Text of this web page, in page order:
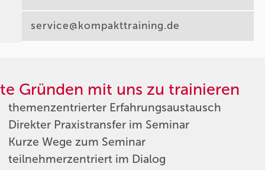
service@kompakttraining.de
Gründen mit uns zu trainieren
themenzentrierter Erfahrungsaustausch
Direkter Praxistransfer im Seminar
Kurze Wege zum Seminar
teilnehmerzentriert im Dialog